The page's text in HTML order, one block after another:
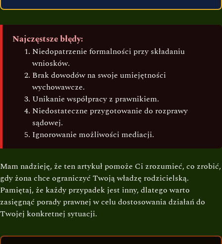
Najczęstsze błędy:
Niedopatrzenie formalności przy składaniu
wniosków.
Brak dowodów na swoje umiejętności
wychowawcze.
Unikanie współpracy z prawnikiem.
Niedostateczne przygotowanie do rozprawy
sądowej.
Ignorowanie możliwości mediacji.
Mam nadzieję, że ten artykuł pomoże Ci zrozumieć, co zrobić,
gdy żona chce ograniczyć Twoją władzę rodzicielską.
Pamiętaj, że każdy przypadek jest inny, dlatego warto
zasięgnąć porady prawnej w celu dostosowania działań do
Twojej konkretnej sytuacji.